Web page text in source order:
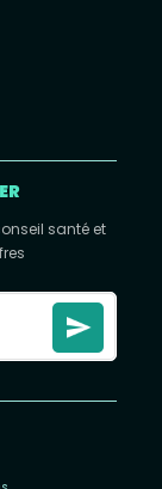
santé et